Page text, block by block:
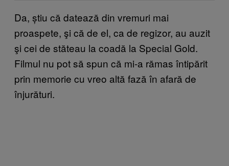
Da, știu că datează din vremuri mai
proaspete, şi că de el, ca de regizor, au auzit
şi cei de stăteau la coadă la Special Gold.
Filmul nu pot să spun că mi-a rămas întipărit
prin memorie cu vreo altă fază în afară de
înjurături.